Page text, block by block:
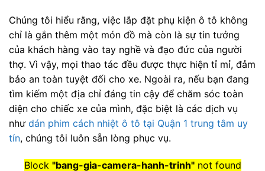
Chúng tôi hiểu rằng, việc lắp đặt phụ kiện ô tô không
chỉ là gắn thêm một món đồ mà còn là sự tin tưởng
của khách hàng vào tay nghề và đạo đức của người
thợ. Vì vậy, mọi thao tác đều được thực hiện tỉ mỉ, đảm
bảo an toàn tuyệt đối cho xe. Ngoài ra, nếu bạn đang
tìm kiếm một địa chỉ đáng tin cậy để chăm sóc toàn
diện cho chiếc xe của mình, đặc biệt là các dịch vụ
như dán phim cách nhiệt ô tô tại Quận 1 trung tâm uy
tín, chúng tôi luôn sẵn lòng phục vụ.
Block "bang-gia-camera-hanh-trinh"not found